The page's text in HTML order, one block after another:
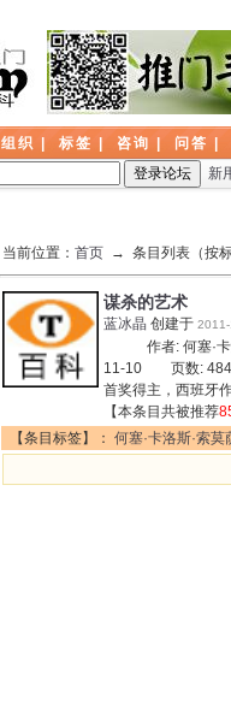
组织 标签 咨询 问答
新
当前位置： 首页 → 条目列表（按标
谋杀的艺术
蓝冰晶 创建于
作者: 何塞·卡
11-10 页数:
首奖得主，西班牙
【本条目共被推荐
【条目标签】： 何塞·卡洛斯·索莫